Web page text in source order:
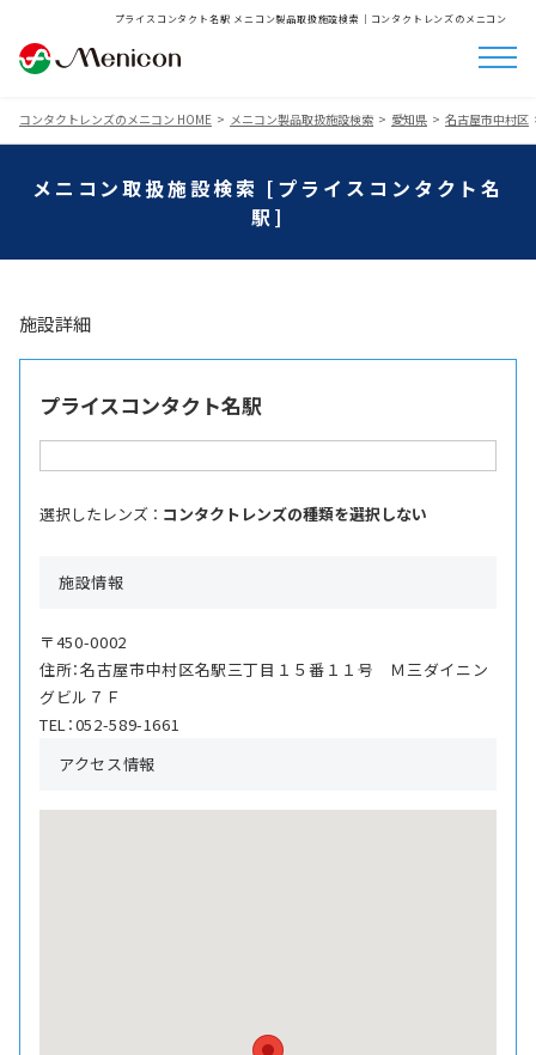
プライスコンタクト名駅 メニコン製品取扱施設検索│コンタクトレンズのメニコン
コンタクトレンズのメニコン HOME メニコン製品取扱施設検索 愛知県 名古屋市中村区
メニコン取扱施設検索 [プライスコンタクト名
駅]
施設詳細
プライスコンタクト名駅
選択したレンズ ： コンタクトレンズの種類を選択しない
施設情報
〒450-0002
住所：名古屋市中村区名駅三丁目１５番１１号 Ｍ三ダイニン
グビル７Ｆ
TEL：052-589-1661
アクセス情報